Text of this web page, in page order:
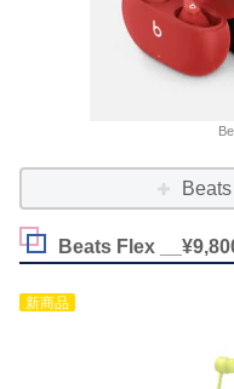
Beats Flex
新商品